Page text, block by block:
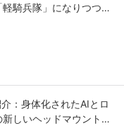
騎兵隊」になりつつあ
：身体化されたAIとロ
しいヘッドマウント型